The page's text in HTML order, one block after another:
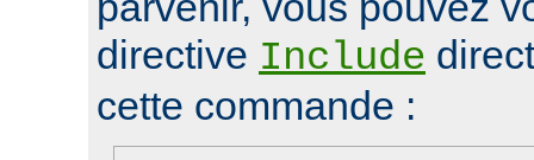
directive Include
cette commande :